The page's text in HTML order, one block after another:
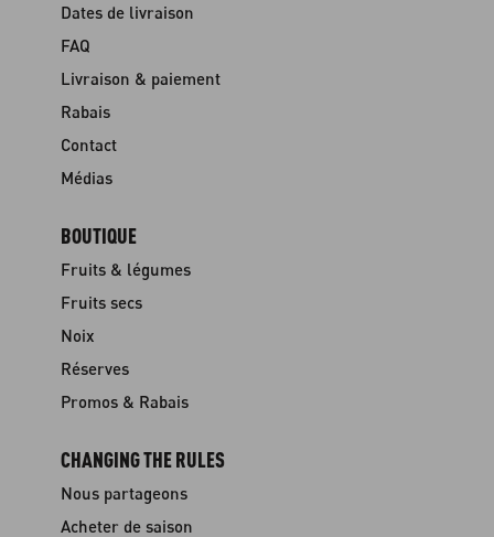
Dates de livraison
FAQ
Livraison & paiement
Rabais
Contact
Médias
BOUTIQUE
Fruits & légumes
Fruits secs
Noix
Réserves
Promos & Rabais
CHANGING THE RULES
Nous partageons
Acheter de saison